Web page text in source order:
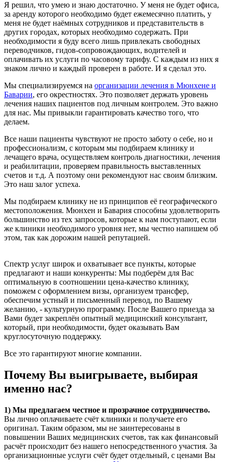
Я решил, что умею и знаю достаточно. У меня не будет офиса,
за аренду которого необходимо будет ежемесячно платить, у
меня не будет наёмных сотрудников и представительств в
других городах, которых необходимо содержать. При
необходимости я буду всего лишь привлекать свободных
переводчиков, гидов-сопровождающих, водителей и
оплачивать их услуги по часовому тарифу. С каждым из них я
знаком лично и каждый проверен в работе. И я сделал это.
Мы специализируемся на организации лечения в Мюнхене и
Баварии, его окрестностях. Это позволяет держать уровень
лечения наших пациентов под личным контролем. Это важно
для нас. Мы привыкли гарантировать качество того, что
делаем.
Все наши пациенты чувствуют не просто заботу о себе, но и
профессионализм, с которым мы подбираем клинику и
лечащего врача, осуществляем контроль диагностики, лечения
и реабилитации, проверяем правильность выставленных
счетов и т.д. А поэтому они рекомендуют нас своим близким.
Это наш залог успеха.
Мы подбираем клинику не из принципов её географического
местоположения. Мюнхен и Бавария способны удовлетворить
большинство из тех запросов, которые к нам поступают, если
же клиники необходимого уровня нет, мы честно напишем об
этом, так как дорожим нашей репутацией.
Спектр услуг широк и охватывает все пункты, которые
предлагают и наши конкуренты: Мы подберём для Вас
оптимальную в соотношении цена-качество клинику,
поможем с оформлением визы, организуем трансфер,
обеспечим устный и письменный перевод, по Вашему
желанию, - культурную программу. После Вашего приезда за
Вами будет закреплён опытный медицинский консультант,
который, при необходимости, будет оказывать Вам
круглосуточную поддержку.
Все это гарантируют многие компании.
Почему Вы выигрываете, выбирая
именно нас?
1) Мы предлагаем честное и прозрачное сотрудничество.
Вы лично оплачиваете счёт клиники и получаете его
оригинал. Таким образом, мы не заинтересованы в
повышении Ваших медицинских счетов, так как финансовый
расчёт происходит без нашего непосредственного участия. За
организационные услуги счёт будет отдельный, с ценами Вы